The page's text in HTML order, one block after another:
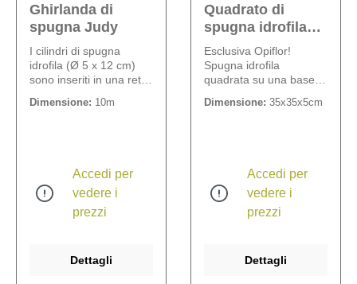
Ghirlanda di
spugna Judy
I cilindri di spugna
idrofila (Ø 5 x 12 cm)
sono inseriti in una rete
ghirlanda. Un prodotto
anche essere ritagliato
in più parti.
Dimensione: 10m
Accedi per
vedere i
prezzi
Dettagli
Quadrato di
spugna idrofila
Quentin
Esclusiva Opiflor!
Spugna idrofila
quadrata su una base di
esterno 35 x 35 cm,
Dimensione: 35x35x5cm
Accedi per
vedere i
prezzi
Dettagli